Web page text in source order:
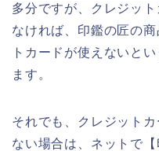
多分ですが、クレジッ
なければ、印鑑の匠の
トカードが使えないと
ます。
それでも、クレジット
ない場合は、ネットで